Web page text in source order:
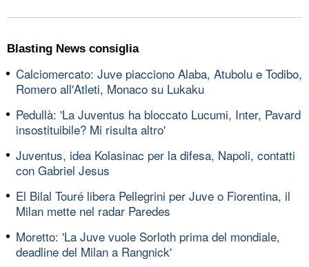
Blasting News consiglia
Calciomercato: Juve piacciono Alaba, Atubolu e Todibo,
Romero all'Atleti, Monaco su Lukaku
Pedullà: 'La Juventus ha bloccato Lucumi, Inter, Pavard
insostituibile? Mi risulta altro'
Juventus, idea Kolasinac per la difesa, Napoli, contatti
con Gabriel Jesus
El Bilal Touré libera Pellegrini per Juve o Fiorentina, il
Milan mette nel radar Paredes
Moretto: 'La Juve vuole Sorloth prima del mondiale,
deadline del Milan a Rangnick'